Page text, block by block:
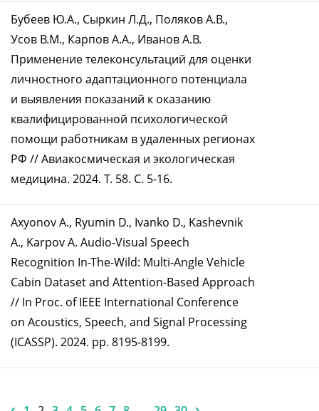
Бубеев Ю.А., Сыркин Л.Д., Поляков А.В.,
Усов В.М., Карпов А.А., Иванов А.В.
Применение телеконсультаций для оценки
личностного адаптационного потенциала
и выявления показаний к оказанию
квалифицированной психологической
помощи работникам в удаленных регионах
РФ // Авиакосмическая и экологическая
медицина. 2024. Т. 58. С. 5-16.
Axyonov A., Ryumin D., Ivanko D., Kashevnik
A., Karpov A. Audio-Visual Speech
Recognition In-The-Wild: Multi-Angle Vehicle
Cabin Dataset and Attention-Based Approach
// In Proc. of IEEE International Conference
on Acoustics, Speech, and Signal Processing
(ICASSP). 2024. pp. 8195-8199.